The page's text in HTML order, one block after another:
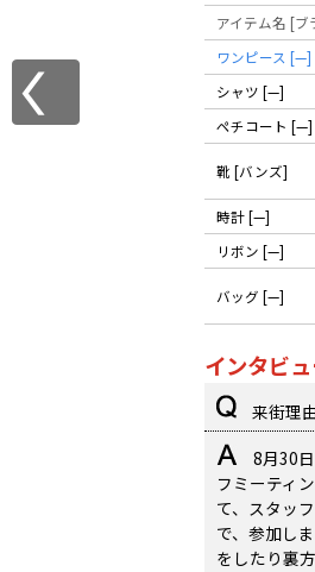
アイテム名 [ブ
ワンピース [—]
シャツ [—]
ペチコート [—]
靴 [バンズ]
時計 [—]
リボン [—]
バッグ [—]
インタビ
来街理
8月30
フミーティ
て、スタッ
で、参加し
をしたり裏